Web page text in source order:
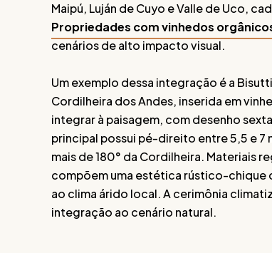
Maipú, Luján de Cuyo e Valle de Uco,
Propriedades com vinhedos
cenários de alto impacto visual.
Um exemplo dessa integração é a
Cordilheira dos Andes, inserida em
integrar à paisagem, com desenho
principal possui pé-direito entre 5,5 e
mais de 180° da Cordilheira. Materiais
compõem uma estética rústico-chique
ao clima árido local. A cerimônia
integração ao cenário natural.